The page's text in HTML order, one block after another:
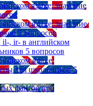
языке: значение
языке: значение,
5 вопросов
, ir- в английском
5 вопросов
языке:
для школьников 5
фактов про